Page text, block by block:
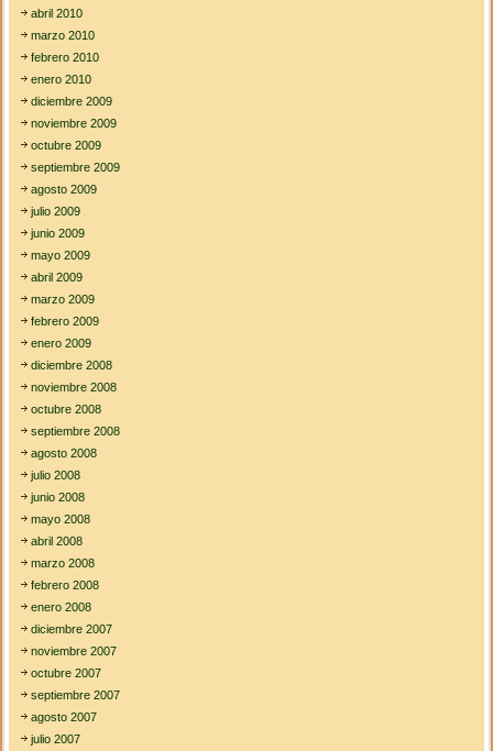
abril 2010
marzo 2010
febrero 2010
enero 2010
diciembre 2009
noviembre 2009
octubre 2009
septiembre 2009
agosto 2009
julio 2009
junio 2009
mayo 2009
abril 2009
marzo 2009
febrero 2009
enero 2009
diciembre 2008
noviembre 2008
octubre 2008
septiembre 2008
agosto 2008
julio 2008
junio 2008
mayo 2008
abril 2008
marzo 2008
febrero 2008
enero 2008
diciembre 2007
noviembre 2007
octubre 2007
septiembre 2007
agosto 2007
julio 2007